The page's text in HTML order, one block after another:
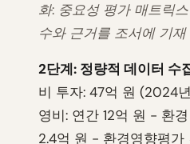
화: 중요성 평가 매트릭
수와 근거를 조서에 기재
2단계: 정량적 데이터 수
비 투자: 47억 원 (2024
영비: 연간 12억 원 - 환
2.4억 원 - 환경영향평가